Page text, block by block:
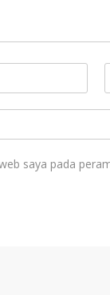
saya pada